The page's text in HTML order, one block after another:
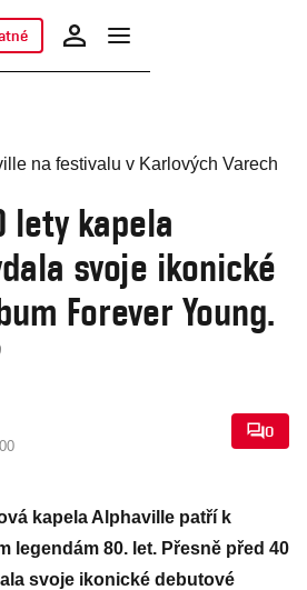
lety kapela
svoje ikonické
Forever Young.
0
kapela Alphaville patří k
legendám 80. let. Přesně před 40
svoje ikonické debutové